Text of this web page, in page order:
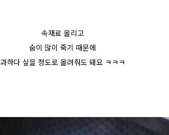
속재료 올리고
숨이 많이 죽기 때문에
과하다 싶을 정도로 올려줘도 돼요 ㅋㅋㅋ